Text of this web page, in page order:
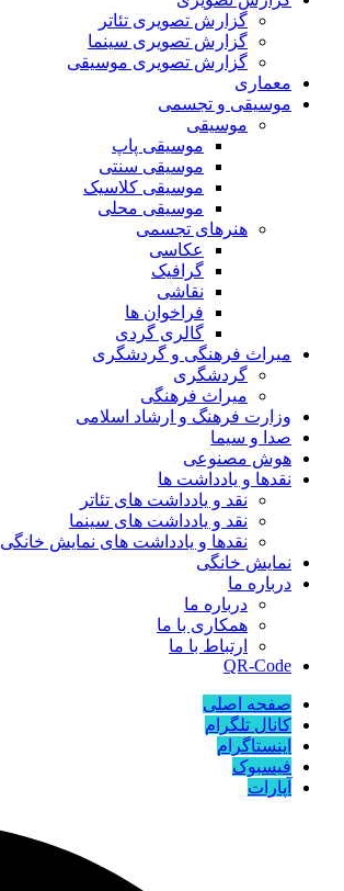
گزارش تصویری تئاتر
گزارش تصویری سینما
گزارش تصویری موسیقی
معماری
موسیقی و تجسمی
موسیقی
موسیقی پاپ
موسیقی سنتی
موسیقی کلاسیک
موسیقی محلی
هنرهای تجسمی
عکاسی
گرافیک
نقاشی
فراخوان ها
گالری گردی
میراث فرهنگی و گردشگری
گردشگری
میراث فرهنگی
وزارت فرهنگ و ارشاد اسلامی
صدا و سیما
هوش مصنوعی
نقدها و یادداشت ها
نقد و یادداشت های تئاتر
نقد و یادداشت های سینما
نقدها و یادداشت های نمایش خانگی
نمایش خانگی
درباره ما
درباره ما
همکاری با ما
ارتباط با ما
QR-Code
صفحه اصلی
کانال تلگرام
اینستاگرام
فیسبوک
آپارات